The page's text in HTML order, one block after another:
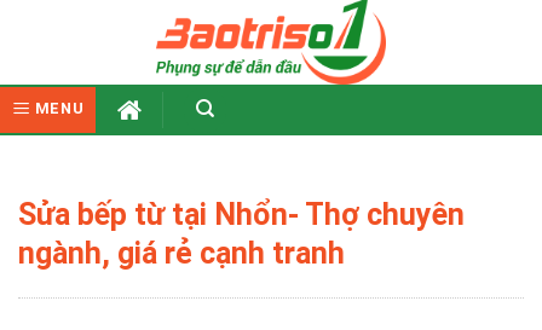
MENU
Sửa bếp từ tại Nhổn- Thợ chuyên
ngành, giá rẻ cạnh tranh